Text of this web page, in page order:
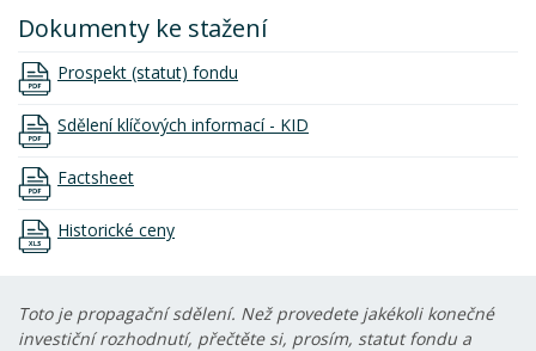
Dokumenty ke stažení
Prospekt (statut) fondu
Sdělení klíčových informací - KID
Factsheet
Historické ceny
Toto je propagační sdělení. Než provedete jakékoli konečné
investiční rozhodnutí, přečtěte si, prosím, statut fondu a